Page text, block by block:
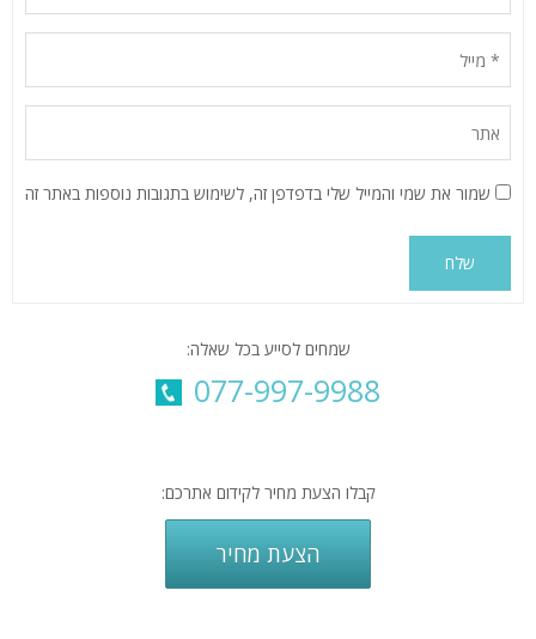
שמור את שמי והמייל שלי בדפדפן זה, לשימוש בתגובות נוספות באתר זה
שמחים לסייע בכל שאלה:
077-997-9988
קבלו הצעת מחיר לקידום אתרכם:
הצעת מחיר